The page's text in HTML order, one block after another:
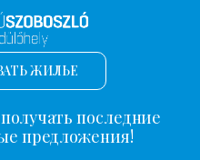
ЖИЛЬЕ
последние
предложения!